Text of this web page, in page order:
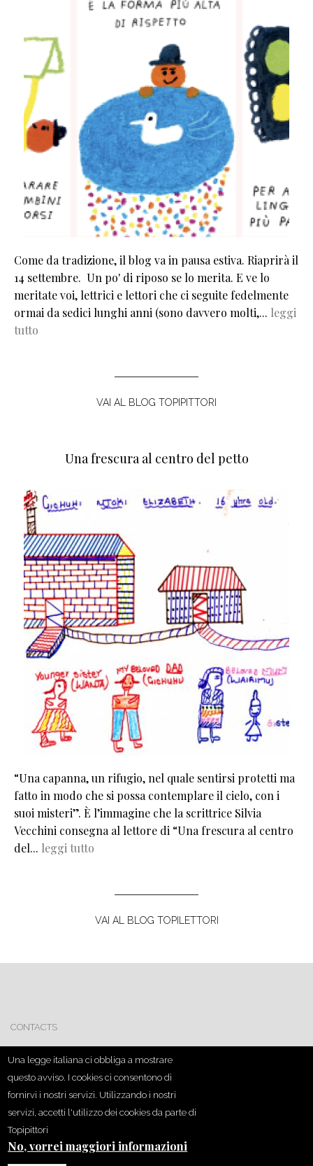
Come da tradizione, il blog va in pausa estiva. Riaprirà il
14 settembre. Un po' di riposo se lo merita. E ve lo
meritate voi, lettrici e lettori che ci seguite fedelmente
ormai da sedici lunghi anni (sono davvero molti,... leggi
tutto
VAI AL BLOG TOPIPITTORI
Una frescura al centro del petto
“Una capanna, un rifugio, nel quale sentirsi protetti ma
fatto in modo che si possa contemplare il cielo, con i
suoi misteri”. È l’immagine che la scrittrice Silvia
Vecchini consegna al lettore di “Una frescura al centro
del... leggi tutto
VAI AL BLOG TOPILETTORI
CONTACTS
CREDITS
COOKIE
Una legge italiana ci obbliga a mostrare
questo avviso. I cookies ci consentono di
fornirvi i nostri servizi. Utilizzando i nostri
servizi, accetti l'utilizzo dei cookies da parte di
Topipittori
No, vorrei maggiori informazioni